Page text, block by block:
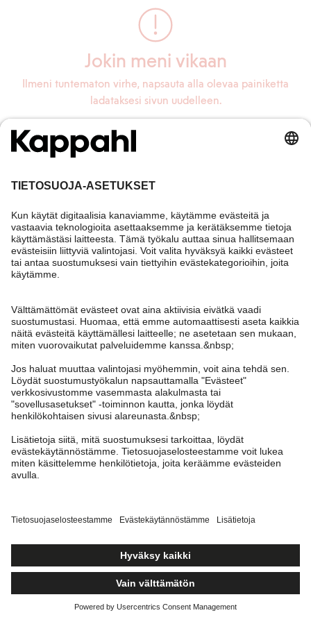
Jokin meni vikaan
Ilmeni tuntematon virhe, napsauta alla olevaa painiketta
ladataksesi sivun uudelleen.
Lataa sivu uudelleen